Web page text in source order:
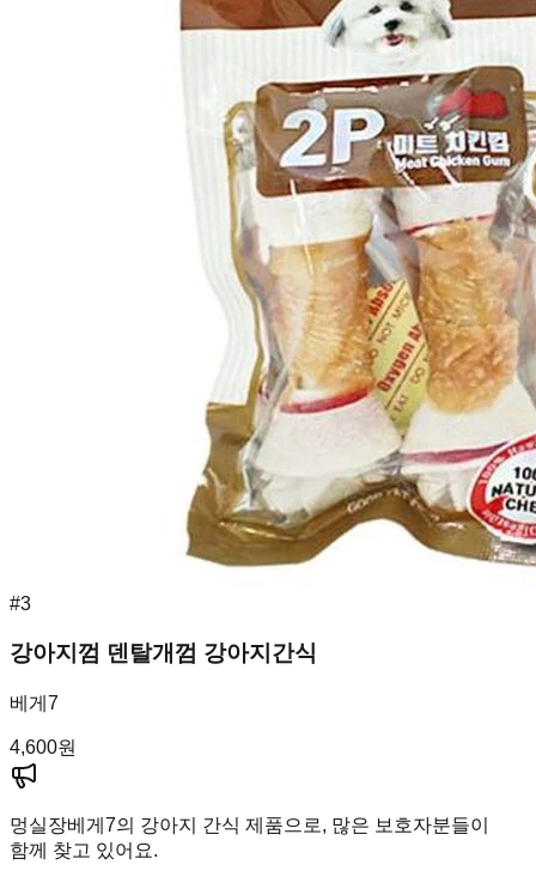
#3
강아지껌 덴탈개껌 강아지간식
베게7
4,600원
멍실장베게7의 강아지 간식 제품으로, 많은 보호자분들이
함께 찾고 있어요.